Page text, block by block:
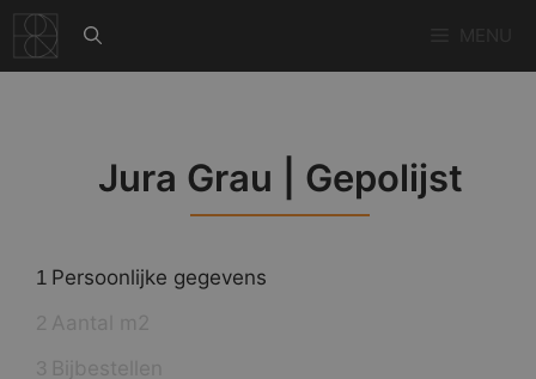
naar
de
Jura Grau | Gepolijst
1 Persoonlijke gegevens